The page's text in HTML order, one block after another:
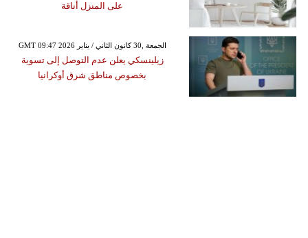
على المنزل أناقة
GMT 09:47 2026 الجمعة ,30 كانون الثاني / يناير
زيلينسكي يعلن عدم التوصل إلى تسوية
بخصوص مناطق شرق أوكرانيا